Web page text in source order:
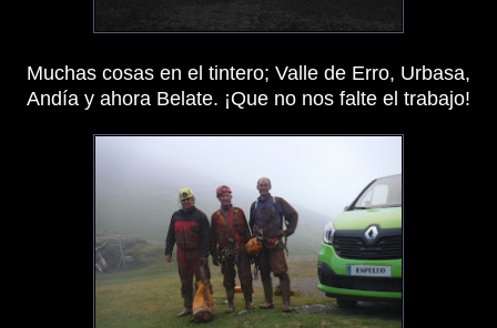
Muchas cosas en el tintero; Valle de Erro, Urbasa,
Andía y ahora Belate. ¡Que no nos falte el trabajo!